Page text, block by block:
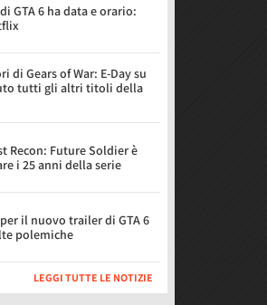
GTA 6 ha data e orario:
di Gears of War: E-Day su
tutti gli altri titoli della
Recon: Future Soldier è
i 25 anni della serie
il nuovo trailer di GTA 6
polemiche
LEGGI TUTTE LE NOTIZIE